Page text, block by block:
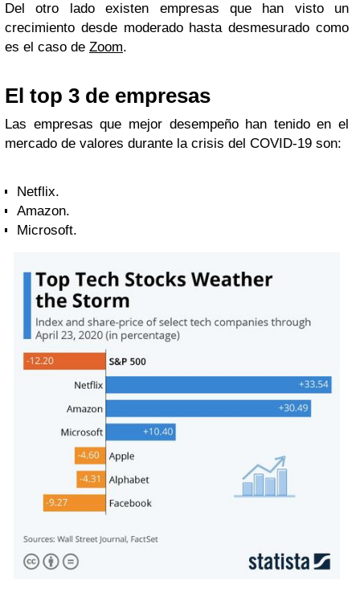
Del otro lado existen empresas que han visto un
crecimiento desde moderado hasta desmesurado como
es el caso de Zoom.
El top 3 de empresas
Las empresas que mejor desempeño han tenido en el
mercado de valores durante la crisis del COVID-19 son:
Netflix.
Amazon.
Microsoft.